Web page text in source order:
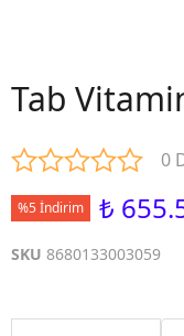
Tab
0
%5 İndirim ₺
SKU 8680133003059